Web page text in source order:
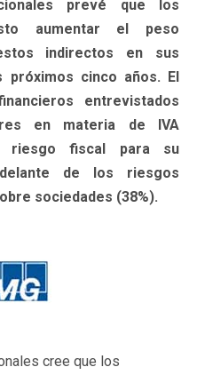
prevé que los
aumentar el peso
indirectos en sus
cinco años. El
entrevistados
en materia de IVA
riesgo fiscal para su
de los riesgos
sociedades (38%).
cree que los